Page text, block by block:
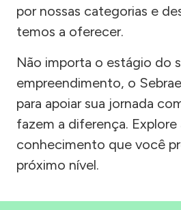
por nossas categorias e
temos a oferecer.
Não importa o estágio do
empreendimento, o
para apoiar sua jornada
fazem a diferença. Explore
conhecimento que você
próximo nível.